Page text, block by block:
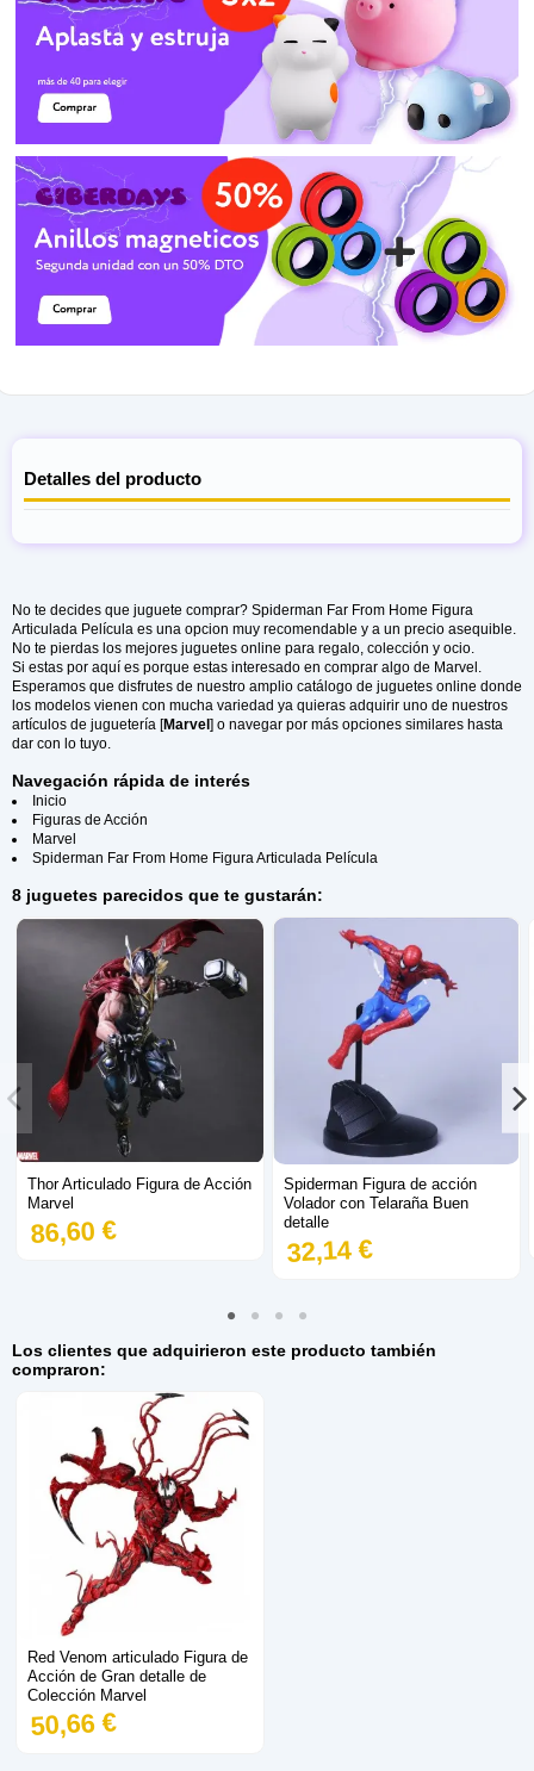
Detalles del producto
No te decides que juguete comprar? Spiderman Far From Home Figura
Articulada Película es una opcion muy recomendable y a un precio asequible.
No te pierdas los mejores juguetes online para regalo, colección y ocio.
Si estas por aquí es porque estas interesado en comprar algo de Marvel.
Esperamos que disfrutes de nuestro amplio catálogo de juguetes online donde
los modelos vienen con mucha variedad ya quieras adquirir uno de nuestros
artículos de juguetería [Marvel ] o navegar por más opciones similares hasta
dar con lo tuyo.
Navegación rápida de interés
Inicio
Figuras de Acción
Marvel
Spiderman Far From Home Figura Articulada Película
8 juguetes parecidos que te gustarán:
Thor Articulado Figura de Acción
Marvel
86,60 €
Spiderman Figura de acción
Volador con Telaraña Buen
detalle
32,14 €
Los clientes que adquirieron este producto también
compraron:
Red Venom articulado Figura de
Acción de Gran detalle de
Colección Marvel
50,66 €